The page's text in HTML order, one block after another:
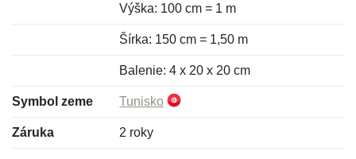
Výška: 100 cm = 1 m
Šírka: 150 cm = 1,50 m
Balenie: 4 x 20 x 20 cm
Symbol zeme Tunisko
Záruka 2 roky